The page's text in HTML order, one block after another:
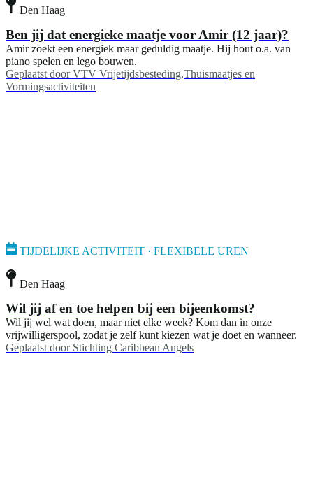
Den Haag
Ben jij dat energieke maatje voor Amir (12 jaar)?
Amir zoekt een energiek maar geduldig maatje. Hij hout o.a. van
piano spelen en lego bouwen.
Geplaatst door VTV Vrijetijdsbesteding,Thuismaatjes en
Vormingsactiviteiten
TIJDELIJKE ACTIVITEIT · FLEXIBELE UREN
Den Haag
Wil jij af en toe helpen bij een bijeenkomst?
Wil jij wel wat doen, maar niet elke week? Kom dan in onze
vrijwilligerspool, zodat je zelf kunt kiezen wat je doet en wanneer.
Geplaatst door Stichting Caribbean Angels